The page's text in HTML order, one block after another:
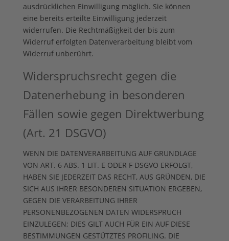
ausdrücklichen Einwilligung möglich. Sie können
eine bereits erteilte Einwilligung jederzeit
widerrufen. Die Rechtmäßigkeit der bis zum
Widerruf erfolgten Datenverarbeitung bleibt vom
Widerruf unberührt.
Widerspruchsrecht gegen die
Datenerhebung in besonderen
Fällen sowie gegen Direktwerbung
(Art. 21 DSGVO)
WENN DIE DATENVERARBEITUNG AUF GRUNDLAGE
VON ART. 6 ABS. 1 LIT. E ODER F DSGVO ERFOLGT,
HABEN SIE JEDERZEIT DAS RECHT, AUS GRÜNDEN, DIE
SICH AUS IHRER BESONDEREN SITUATION ERGEBEN,
GEGEN DIE VERARBEITUNG IHRER
PERSONENBEZOGENEN DATEN WIDERSPRUCH
EINZULEGEN; DIES GILT AUCH FÜR EIN AUF DIESE
BESTIMMUNGEN GESTÜTZTES PROFILING. DIE